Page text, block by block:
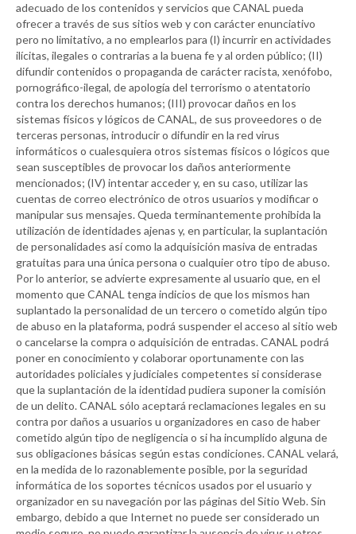
adecuado de los contenidos y servicios queCANAL pueda
ofrecer a través de sus sitios web y con carácter enunciativo
pero no limitativo, a no emplearlos para (I) incurrir en actividades
ilícitas, ilegales o contrarias a la buena fe y al orden público; (II)
difundir contenidos o propaganda de carácter racista, xenófobo,
pornográfico-ilegal, de apología del terrorismo o atentatorio
contra los derechos humanos; (III) provocar daños en los
sistemas físicos y lógicos deCANAL , de sus proveedores o de
terceras personas, introducir o difundir en la red virus
informáticos o cualesquiera otros sistemas físicos o lógicos que
sean susceptibles de provocar los daños anteriormente
mencionados; (IV) intentar acceder y, en su caso, utilizar las
cuentas de correo electrónico de otros usuarios y modificar o
manipular sus mensajes. Queda terminantemente prohibida la
utilización de identidades ajenas y, en particular, la suplantación
de personalidades así como la adquisición masiva de entradas
gratuitas para una única persona o cualquier otro tipo de abuso.
Por lo anterior, se advierte expresamente al usuario que, en el
momento queCANAL tenga indicios de que los mismos han
suplantado la personalidad de un tercero o cometido algún tipo
de abuso en la plataforma, podrá suspender el acceso al sitio web
o cancelarse la compra o adquisición de entradas.CANAL podrá
poner en conocimiento y colaborar oportunamente con las
autoridades policiales y judiciales competentes si considerase
que la suplantación de la identidad pudiera suponer la comisión
de un delito.CANAL sólo aceptará reclamaciones legales en su
contra por daños a usuarios u organizadores en caso de haber
cometido algún tipo de negligencia o si ha incumplido alguna de
sus obligaciones básicas según estas condiciones.CANAL velará,
en la medida de lo razonablemente posible, por la seguridad
informática de los soportes técnicos usados por el usuario y
organizador en su navegación por las páginas del Sitio Web. Sin
embargo, debido a que Internet no puede ser considerado un